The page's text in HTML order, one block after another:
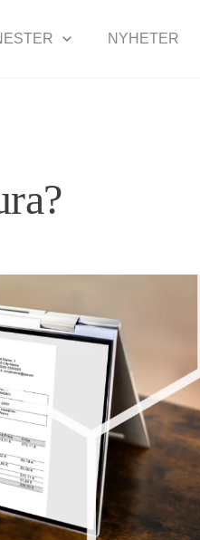
NYHETER